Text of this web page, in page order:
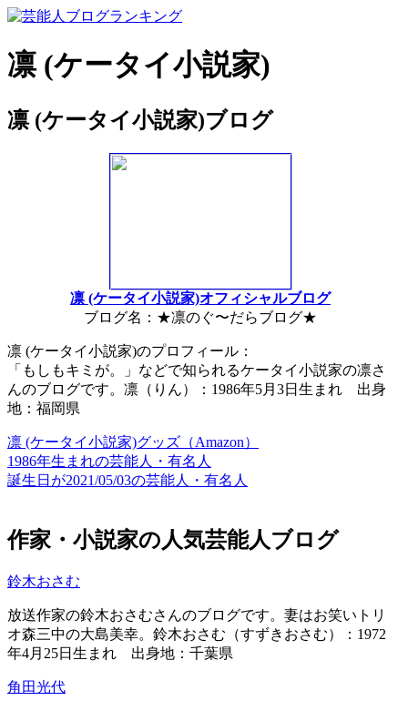
凛 (ケータイ小説家)
凛 (ケータイ小説家)ブログ
凛 (ケータイ小説家)オフィシャルブログ
ブログ名：★凛のぐ〜だらブログ★
凛 (ケータイ小説家)のプロフィール：
「もしもキミが。」などで知られるケータイ小説家の凛さ
んのブログです。凛（りん）：1986年5月3日生まれ 出身
地：福岡県
凛 (ケータイ小説家)グッズ（Amazon）
1986年生まれの芸能人・有名人
誕生日が2021/05/03の芸能人・有名人
作家・小説家の人気芸能人ブログ
鈴木おさむ
放送作家の鈴木おさむさんのブログです。妻はお笑いトリ
オ森三中の大島美幸。鈴木おさむ（すずきおさむ）：1972
年4月25日生まれ 出身地：千葉県
角田光代